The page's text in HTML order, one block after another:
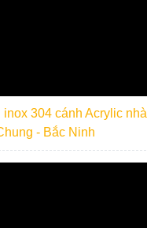
inox 304 cánh Acrylic nhà
- Bắc Ninh